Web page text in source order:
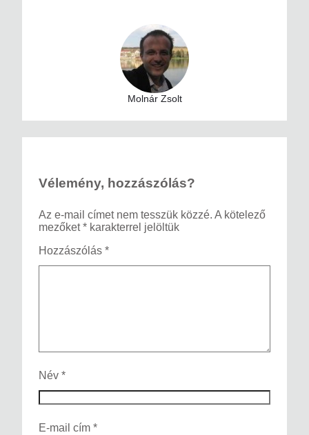
Molnár Zsolt
Vélemény, hozzászólás?
Az e-mail címet nem tesszük közzé. A kötelező
mezőket* karakterrel jelöltük
Hozzászólás *
Név *
E-mail cím *